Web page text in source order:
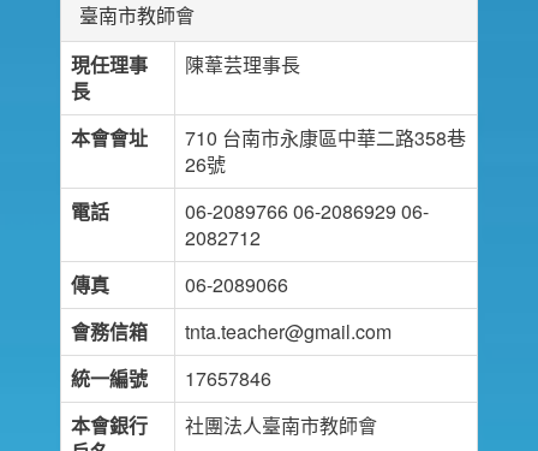
臺南市教師會
現任理事
長
陳葦芸理事長
本會會址
710 台南市永康區中華二路358巷
26號
電話
06-2089766 06-2086929 06-
2082712
傳真
06-2089066
會務信箱
tnta.teacher@gmail.com
統一編號
17657846
本會銀行
社團法人臺南市教師會